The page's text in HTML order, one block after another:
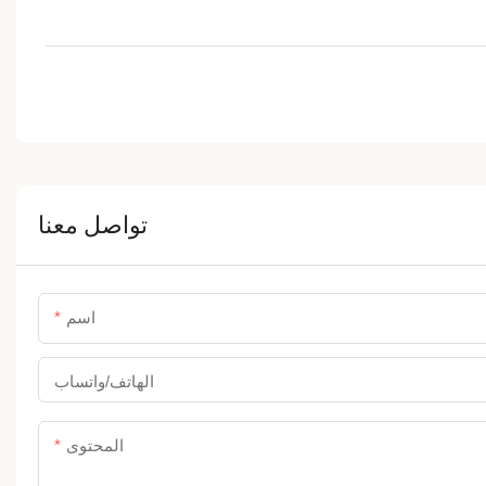
تواصل معنا
اسم
الهاتف/واتساب
المحتوى